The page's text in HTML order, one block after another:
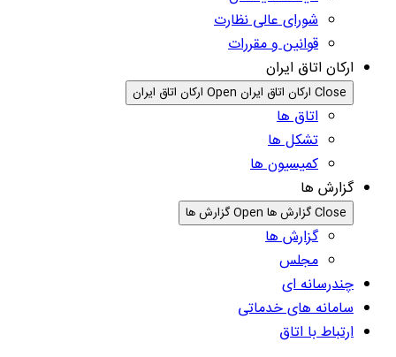
شورای عالی نظارت
قوانین و مقررات
ارکان اتاق ایران
Close ارکان اتاق ایران Open ارکان اتاق ایران
اتاق ها
تشکل ها
کمیسیون ها
گزارش ها
Close گزارش ها Open گزارش ها
گزارش ها
مجلس
چندرسانه ای
سامانه های خدماتی
ارتباط با اتاق